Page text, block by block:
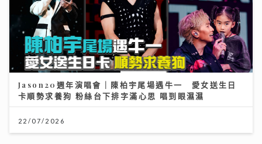
沿途有我｜歐陽德勛、陳德彰「同屆新秀」重聚 陳德彰
爆黃耀光曾邀重組Raidas 大讚晚安莉莉主音Sinnie及